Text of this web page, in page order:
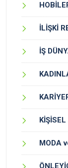
İLİŞKİ
İŞ
MODA